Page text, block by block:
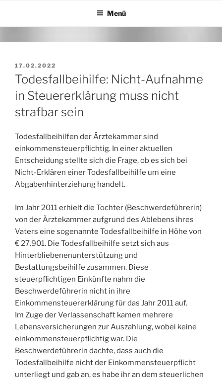
springen
Menü
VERÖFFENTLICHT
AM
17.02.2022
Todesfallbeihilfe: Nicht-Aufnahme
in Steuererklärung muss nicht
strafbar sein
Todesfallbeihilfen der Ärztekammer sind
einkommensteuerpflichtig. In einer aktuellen
Entscheidung stellte sich die Frage, ob es sich bei
Nicht-Erklären einer Todesfallbeihilfe um eine
Abgabenhinterziehung handelt.
Im Jahr 2011 erhielt die Tochter (Beschwerdeführerin)
von der Ärztekammer aufgrund des Ablebens ihres
Vaters eine sogenannte Todesfallbeihilfe in Höhe von
€ 27.901. Die Todesfallbeihilfe setzt sich aus
Hinterbliebenenunterstützung und
Bestattungsbeihilfe zusammen. Diese
steuerpflichtigen Einkünfte nahm die
Beschwerdeführerin nicht in ihre
Einkommensteuererklärung für das Jahr 2011 auf.
Im Zuge der Verlassenschaft kamen mehrere
Lebensversicherungen zur Auszahlung, wobei keine
einkommensteuerpflichtig war. Die
Beschwerdeführerin dachte, dass auch die
Todesfallbeihilfe nicht der Einkommensteuerpflicht
unterliegt und gab an, es habe ihr an dem steuerlichen